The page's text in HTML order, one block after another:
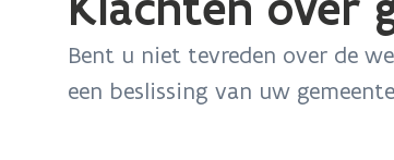
laden.
bevindt
Bent u niet tevreden over de
een beslissing van uw